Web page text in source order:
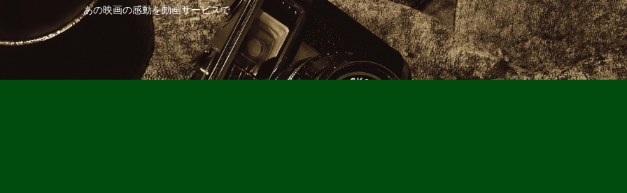
あの映画の感動を動画サービスで